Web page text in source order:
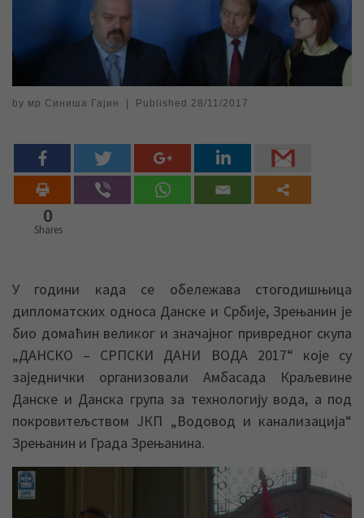
by мр Синиша Гајин Published 28/11/2017
0
Shares
У години када се обележава стогодишњица
дипломатских односа Данске и Србије, Зрењанин је
био домаћин великог и значајног привредног скупа
„ДАНСКО – СРПСКИ ДАНИ ВОДА 2017“ које су
заједнички организовали Амбасада Краљевине
Данске и Данска група за технологију вода, а под
покровитељством ЈКП „Водовод и канализација“
Зрењанин и Града Зрењанина.